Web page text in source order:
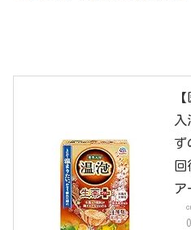
入
ず
ア